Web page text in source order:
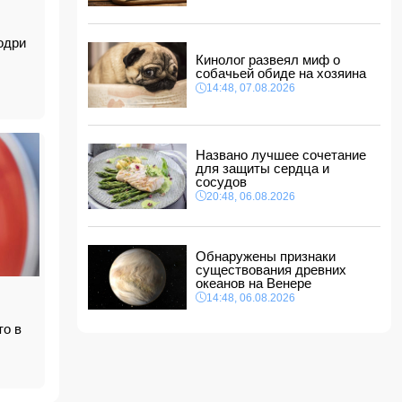
в
В Азербайджане ищут сотрудников с
Уровень безработицы во Франции вырос до
рекордного с 2020 года показателя
12:34, 07.08.2026
предпринимательницу в кафе
12:28, 07.08.2026
В Нахчыванской АР сотрудники МЧС спасли
тонувшего человека
12:12, 07.08.2026
Макгрегор заявил о начале подготовки к
12:00, 07.08.2026
Кинолог развеял миф о
собачьей обиде на хозяина
14:48, 07.08.2026
Названо лучшее сочетание
для защиты сердца и
сосудов
20:48, 06.08.2026
Обнаружены признаки
существования древних
океанов на Венере
14:48, 06.08.2026